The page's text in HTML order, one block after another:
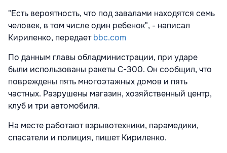
"Есть вероятность, что под завалами находятся семь
человек, в том числе один ребенок", - написал
Кириленко, передаетbbc.com
По данным главы обладминистрации, при ударе
были использованы ракеты С-300. Он сообщил, что
повреждены пять многоэтажных домов и пять
частных. Разрушены магазин, хозяйственный центр,
клуб и три автомобиля.
На месте работают взрывотехники, парамедики,
спасатели и полиция, пишет Кириленко.